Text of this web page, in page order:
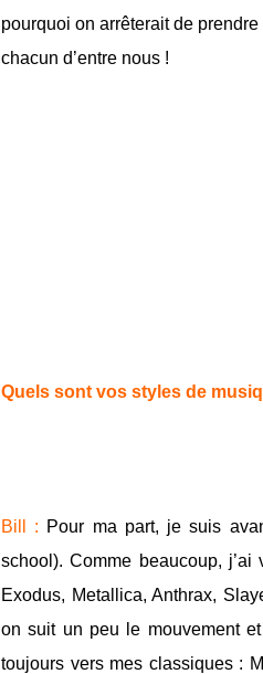
pourquoi on arrêterait de
chacun d’entre nous !
Quels sont vos styles de
Bill : Pour ma part, je suis
school). Comme beaucoup,
Exodus, Metallica, Anthrax,
on suit un peu le mouvement
toujours vers mes classiques :